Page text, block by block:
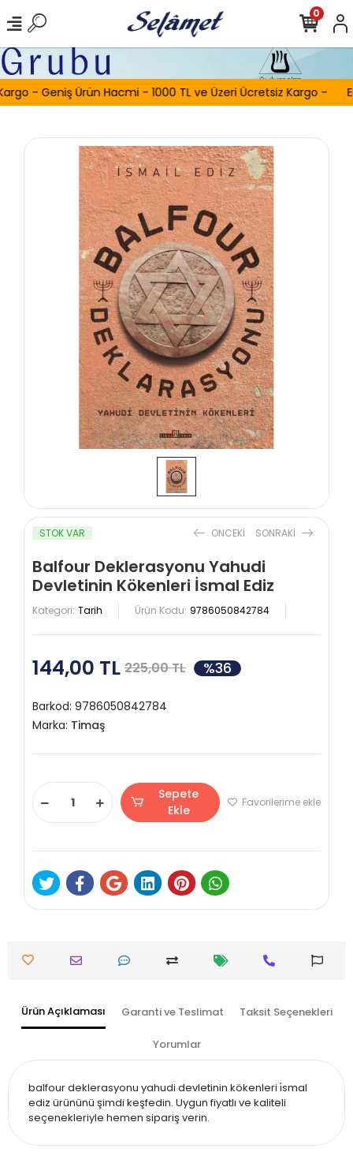
- Geniş Ürün Hacmi - 1000 TL ve Üzeri Ücretsiz Kargo -
0
STOK VAR ONCEKI SONRAKI
Balfour Deklerasyonu Yahudi
Devletinin Kökenleri İsmal Ediz
Kategori: Tarih Ürün Kodu: 9786050842784
144,00 TL 225,00 TL %36
Barkod: 9786050842784
Marka: Timaş
Sepete
Ekle
Favorilerime ekle
Ürün Açıklaması Garanti ve Teslimat Taksit Seçenekleri
Yorumlar
balfour deklerasyonu yahudi devletinin kökenleri i̇smal
ediz ürününü şimdi keşfedin. Uygun fiyatlı ve kaliteli
seçenekleriyle hemen sipariş verin.